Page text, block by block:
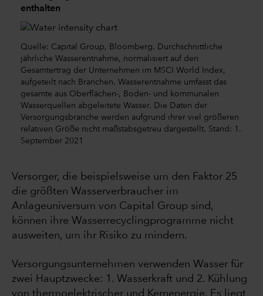
enthalten
Quelle: Capital Group, Bloomberg. Durchschnittliche
jährliche Wasserentnahme, normalisiert auf den
Gesamtertrag der Unternehmen im MSCI World Index,
aufgeteilt nach Branchen. Wasserentnahme umfasst das
gesamte aus Oberflächen-, Boden- und kommunalen
Wasserquellen abgeleitete Wasser. Die Daten der
Versorgungsbranche werden aufgrund ihrer viel größeren
relativen Größe nicht maßstabsgetreu dargestellt. Stand: 1.
September 2021
Versorger, die beispielsweise um den Faktor 25
die größten Wasserverbraucher im
Anlageuniversum von Capital Group sind,
können ihre Wasserrecyclingprogramme nicht
ausweiten, um ihr Risiko zu mindern.
Versorgungsunternehmen verwenden Wasser für
zwei Hauptzwecke: 1. Wasserkraft und 2. Kühlung
von thermoelektrischer und Kernenergie. Es liegt